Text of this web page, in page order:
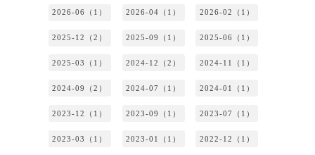
2026-06（1） 2026-04（1） 2026-02（1）
2025-12（2） 2025-09（1） 2025-06（1）
2025-03（1） 2024-12（2） 2024-11（1）
2024-09（2） 2024-07（1） 2024-01（1）
2023-12（1） 2023-09（1） 2023-07（1）
2023-03（1） 2023-01（1） 2022-12（1）